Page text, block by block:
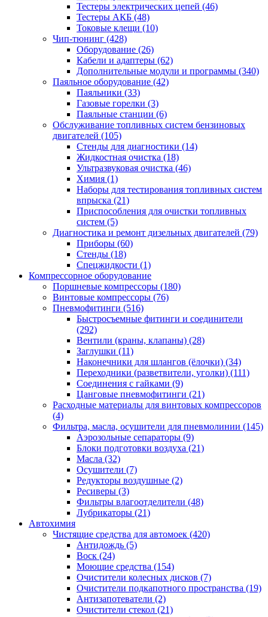
Тестеры электрических цепей (46)
Тестеры АКБ (48)
Токовые клещи (10)
Чип-тюнинг (428)
Оборудование (26)
Кабели и адаптеры (62)
Дополнительные модули и программы (340)
Паяльное оборудование (42)
Паяльники (33)
Газовые горелки (3)
Паяльные станции (6)
Обслуживание топливных систем бензиновых
двигателей (105)
Стенды для диагностики (14)
Жидкостная очистка (18)
Ультразвуковая очистка (46)
Химия (1)
Наборы для тестирования топливных систем
впрыска (21)
Приспособления для очистки топливных
систем (5)
Диагностика и ремонт дизельных двигателей (79)
Приборы (60)
Стенды (18)
Спецжидкости (1)
Компрессорное оборудование
Поршневые компрессоры (180)
Винтовые компрессоры (76)
Пневмофитинги (516)
Быстросъемные фитинги и соединители
(292)
Вентили (краны, клапаны) (28)
Заглушки (11)
Наконечники для шлангов (ёлочки) (34)
Переходники (разветвители, уголки) (111)
Соединения с гайками (9)
Цанговые пневмофитинги (21)
Расходные материалы для винтовых компрессоров
(4)
Фильтра, масла, осушители для пневмолинии (145)
Аэрозольные сепараторы (9)
Блоки подготовки воздуха (21)
Масла (32)
Осушители (7)
Редукторы воздушные (2)
Ресиверы (3)
Фильтры влагоотделители (48)
Лубрикаторы (21)
Автохимия
Чистящие средства для автомоек (420)
Антидождь (5)
Воск (24)
Моющие средства (154)
Очистители колесных дисков (7)
Очистители подкапотного пространства (19)
Антизапотеватели (2)
Очистители стекол (21)